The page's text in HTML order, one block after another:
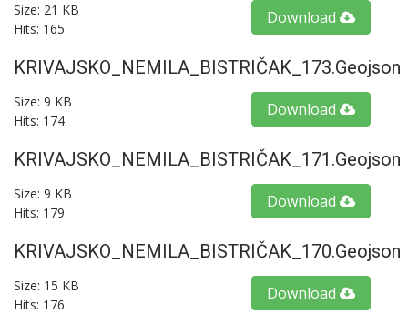
Size: 21 KB
Hits: 165
Download
KRIVAJSKO_NEMILA_BISTRIČAK_173.geojson
Size: 9 KB
Hits: 174
Download
KRIVAJSKO_NEMILA_BISTRIČAK_171.geojson
Size: 9 KB
Hits: 179
Download
KRIVAJSKO_NEMILA_BISTRIČAK_170.geojson
Size: 15 KB
Hits: 176
Download